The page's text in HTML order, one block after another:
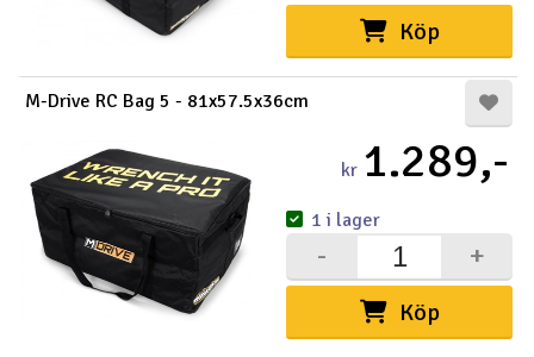
Köp
M-Drive RC Bag 5 - 81x57.5x36cm
kr 1.289,-
Köp
+
-
1 i lager